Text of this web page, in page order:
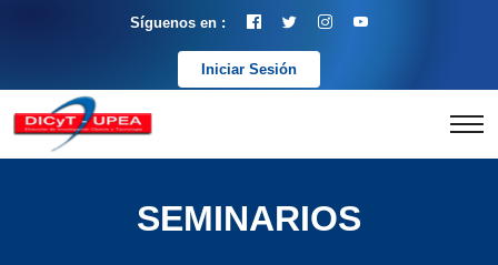
Síguenos en :
Iniciar Sesión
SEMINARIOS